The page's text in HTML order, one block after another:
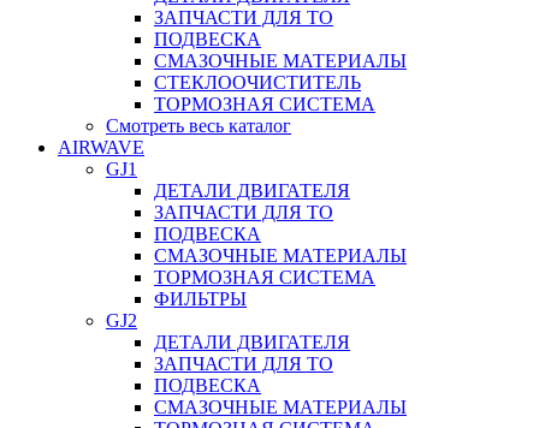
ЗАПЧАСТИ ДЛЯ ТО
ПОДВЕСКА
СМАЗОЧНЫЕ МАТЕРИАЛЫ
СТЕКЛООЧИСТИТЕЛЬ
ТОРМОЗНАЯ СИСТЕМА
Смотреть весь каталог
AIRWAVE
GJ1
ДЕТАЛИ ДВИГАТЕЛЯ
ЗАПЧАСТИ ДЛЯ ТО
ПОДВЕСКА
СМАЗОЧНЫЕ МАТЕРИАЛЫ
ТОРМОЗНАЯ СИСТЕМА
ФИЛЬТРЫ
GJ2
ДЕТАЛИ ДВИГАТЕЛЯ
ЗАПЧАСТИ ДЛЯ ТО
ПОДВЕСКА
СМАЗОЧНЫЕ МАТЕРИАЛЫ